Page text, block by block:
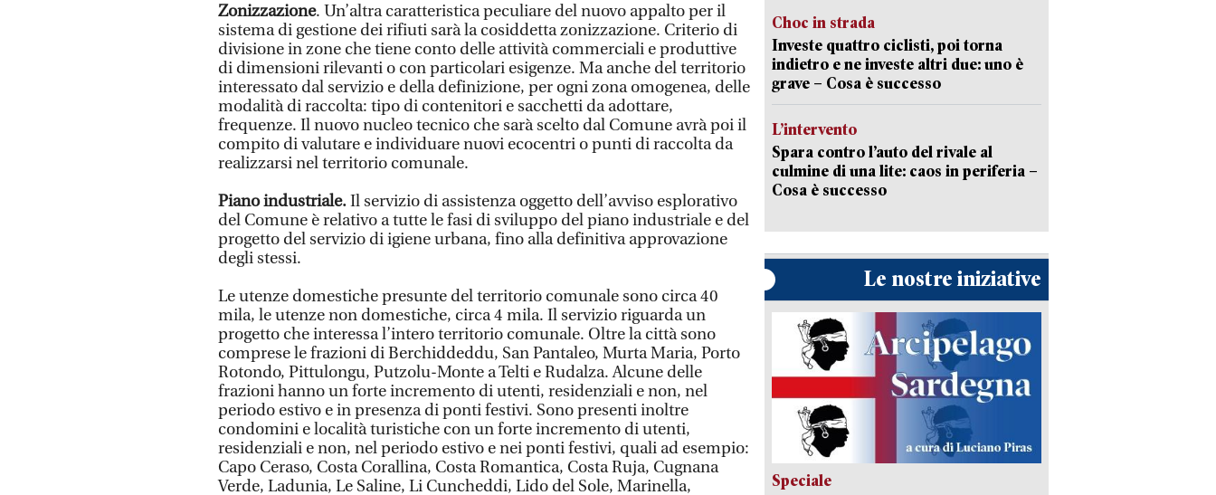
Zonizzazione. Un’altra caratteristica peculiare del nuovo appalto per il
sistema di gestione dei rifiuti sarà la cosiddetta zonizzazione. Criterio di
divisione in zone che tiene conto delle attività commerciali e produttive
di dimensioni rilevanti o con particolari esigenze. Ma anche del territorio
interessato dal servizio e della definizione, per ogni zona omogenea, delle
modalità di raccolta: tipo di contenitori e sacchetti da adottare,
frequenze. Il nuovo nucleo tecnico che sarà scelto dal Comune avrà poi il
compito di valutare e individuare nuovi ecocentri o punti di raccolta da
realizzarsi nel territorio comunale.
Piano industriale.Il servizio di assistenza oggetto dell’avviso esplorativo
del Comune è relativo a tutte le fasi di sviluppo del piano industriale e del
progetto del servizio di igiene urbana, fino alla definitiva approvazione
degli stessi.
Le utenze domestiche presunte del territorio comunale sono circa 40
mila, le utenze non domestiche, circa 4 mila. Il servizio riguarda un
progetto che interessa l’intero territorio comunale. Oltre la città sono
comprese le frazioni di Berchiddeddu, San Pantaleo, Murta Maria, Porto
Rotondo, Pittulongu, Putzolu-Monte a Telti e Rudalza. Alcune delle
frazioni hanno un forte incremento di utenti, residenziali e non, nel
periodo estivo e in presenza di ponti festivi. Sono presenti inoltre
condomini e località turistiche con un forte incremento di utenti,
residenziali e non, nel periodo estivo e nei ponti festivi, quali ad esempio:
Capo Ceraso, Costa Corallina, Costa Romantica, Costa Ruja, Cugnana
Verde, Ladunia, Le Saline, Li Cuncheddi, Lido del Sole, Marinella,
Choc in strada
Investe quattro ciclisti, poi torna
indietro e ne investe altri due: uno è
grave – Cosa è successo
L’intervento
Spara contro l’auto del rivale al
culmine di una lite: caos in periferia –
Cosa è successo
Le nostre iniziative
Speciale